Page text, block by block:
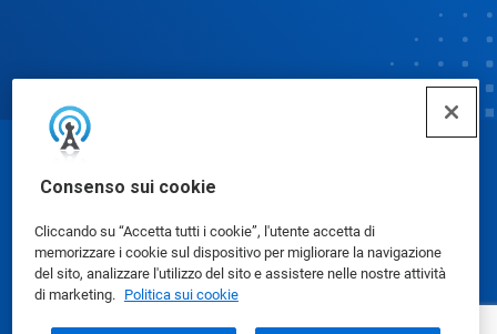
Consenso sui cookie
Cliccando su “Accetta tutti i cookie”, l'utente accetta di
memorizzare i cookie sul dispositivo per migliorare la navigazione
del sito, analizzare l'utilizzo del sito e assistere nelle nostre attività
di marketing. Politica sui cookie
Schede dati di sicurezza|Informativa sulla privacy
Condizioni d'uso